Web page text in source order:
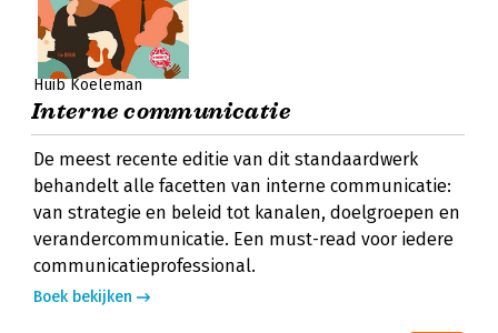
Huib Koeleman
Interne communicatie
De meest recente editie van dit standaardwerk
behandelt alle facetten van interne communicatie:
van strategie en beleid tot kanalen, doelgroepen en
verandercommunicatie. Een must-read voor iedere
communicatieprofessional.
Boek bekijken